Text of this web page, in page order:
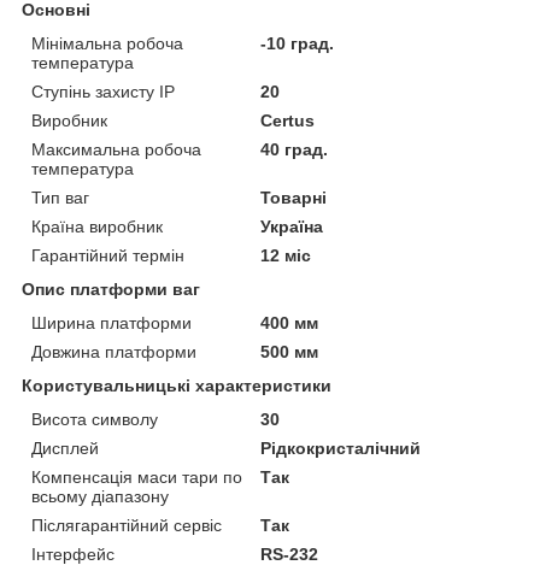
Основні
Мінімальна робоча
температура
-10 град.
Ступінь захисту IP
20
Виробник
Certus
Максимальна робоча
температура
40 град.
Тип ваг
Товарні
Країна виробник
Україна
Гарантійний термін
12 міс
Опис платформи ваг
Ширина платформи
400 мм
Довжина платформи
500 мм
Користувальницькі характеристики
Висота символу
30
Дисплей
Рідкокристалічний
Компенсація маси тари по
всьому діапазону
Так
Післягарантійний сервіс
Так
Інтерфейс
RS-232